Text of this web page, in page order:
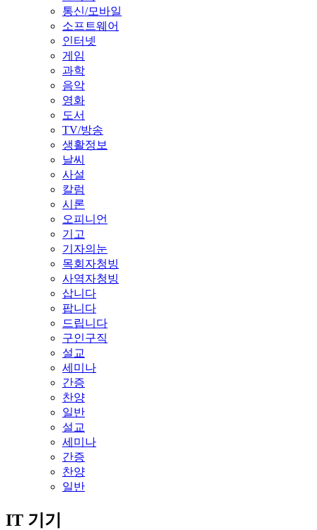
통신/모바일
소프트웨어
인터넷
게임
과학
음악
영화
도서
TV/방송
생활정보
날씨
사설
칼럼
시론
오피니언
기고
기자의눈
목회자청빙
사역자청빙
삽니다
팝니다
드립니다
구인구직
설교
세미나
간증
찬양
일반
설교
세미나
간증
찬양
일반
IT 기기